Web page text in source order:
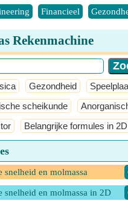
Financieel
Rekenmachine
Gezondheid
scheikunde
Belangrijke formules in 2D
en molmassa
snelheid en molmassa in 2D